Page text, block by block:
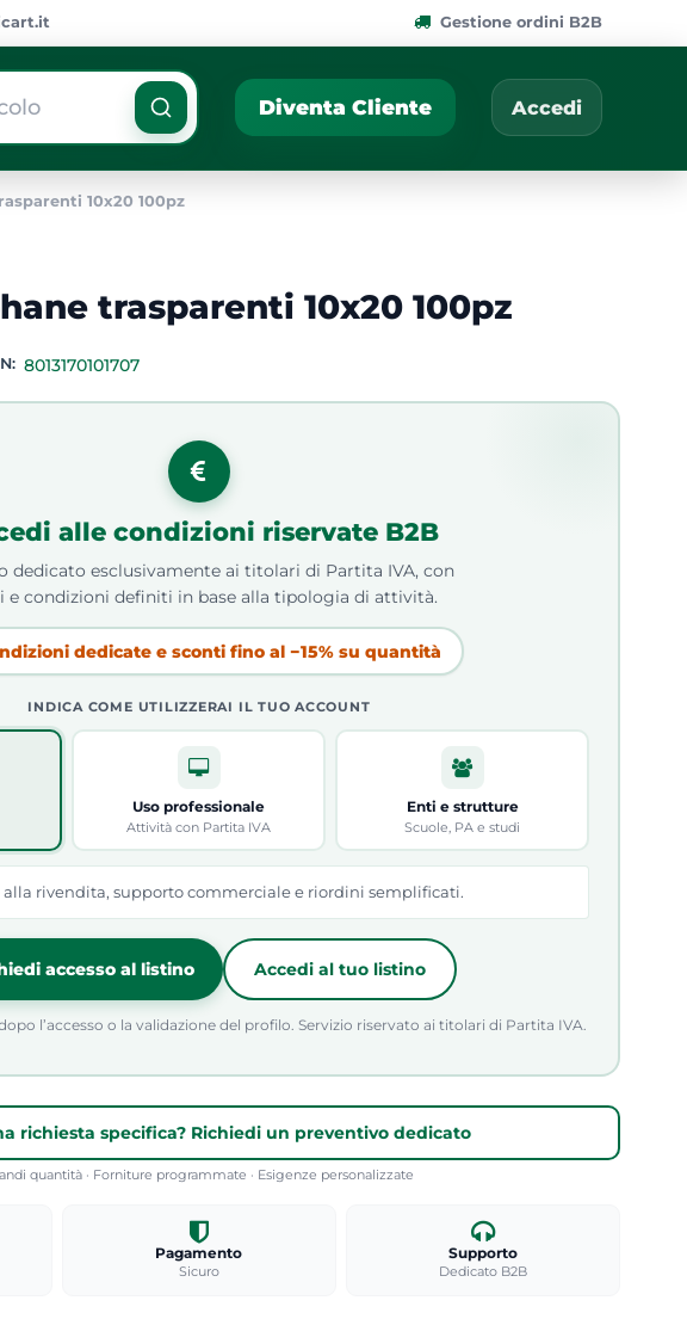
Gestione ordini B2B
gli altri filtri disponibili. Cerca per nome,
Diventa Cliente Accedi
10x20 100pz
trasparenti 10x20 100pz
8013170101707
alle condizioni riservate B2B
dedicato esclusivamente ai titolari di Partita IVA, con
e condizioni definiti in base alla tipologia di attività.
dedicate e sconti fino al −15% su quantità
INDICA COME UTILIZZERAI IL TUO ACCOUNT
Uso professionale
Attività con Partita IVA
Enti e strutture
Scuole, PA e studi
rivendita, supporto commerciale e riordini semplificati.
accesso al listino Accedi al tuo listino
l’accesso o la validazione del profilo. Servizio riservato ai titolari di Partita IVA.
richiesta specifica? Richiedi un preventivo dedicato
quantità · Forniture programmate · Esigenze personalizzate
Pagamento
Sicuro
Supporto
Dedicato B2B